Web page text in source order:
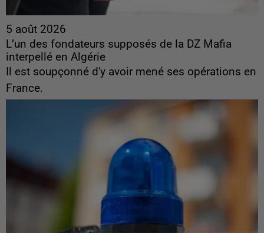
5 août 2026
L’un des fondateurs supposés de la DZ Mafia
interpellé en Algérie
Il est soupçonné d'y avoir mené ses opérations en
France.